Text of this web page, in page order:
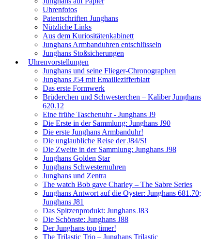
Uhrenfotos
Patentschriften Junghans
Nützliche Links
Aus dem Kuriositätenkabinett
Junghans Armbanduhren entschlüsseln
Junghans Stoßsicherungen
Uhrenvorstellungen
Junghans und seine Flieger-Chronographen
Junghans J54 mit Emaillezifferblatt
Das erste Formwerk
Brüderchen und Schwesterchen – Kaliber Junghans
620.12
Eine frühe Taschenuhr - Junghans J9
Die Erste in der Sammlung: Junghans J90
Die erste Junghans Armbanduhr!
Die unglaubliche Reise der J84/S!
Die Zweite in der Sammlung: Junghans J98
Junghans Golden Star
Junghans Schwesternuhren
Junghans und Zentra
The watch Bob gave Charley – The Sabre Series
Junghans Antwort auf die Oyster: Junghans 681.70;
Junghans J81
Das Spitzenprodukt: Junghans J83
Die Schönste: Junghans J88
Der Junghans top timer!
The Trilastic Trio – Junghans Trilastic